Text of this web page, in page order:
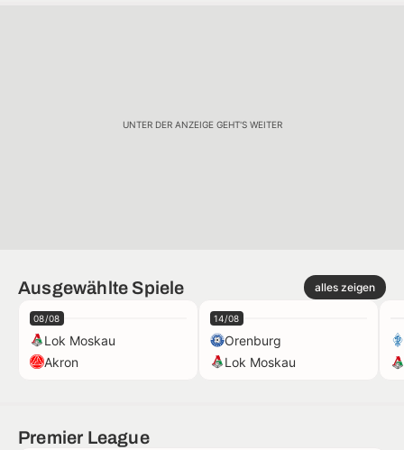
UNTER DER ANZEIGE GEHT'S WEITER
Ausgewählte Spiele alles zeigen
08/08
Lok Moskau
Akron
14/08
Orenburg
Lok Moskau
Premier League